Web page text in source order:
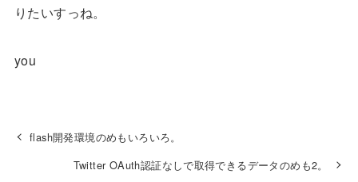
りたいすっね。
you
flash開発環境のめもいろいろ。
Twitter OAuth認証なしで取得できるデータのめも2。